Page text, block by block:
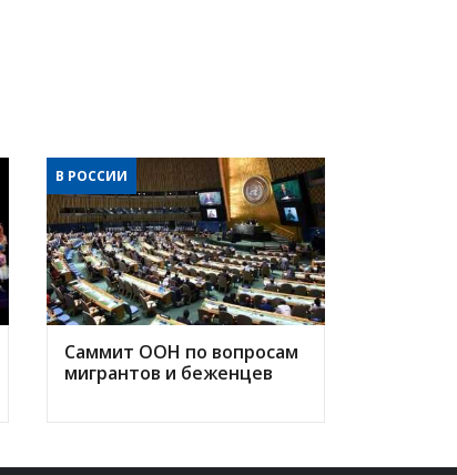
В РОССИИ
Саммит ООН по вопросам
мигрантов и беженцев